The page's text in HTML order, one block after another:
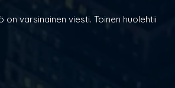
varsinainen viesti. Toinen huolehtii